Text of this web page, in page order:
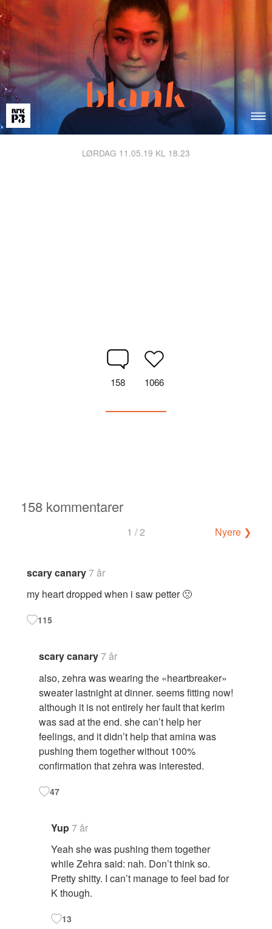
LØRDAG 11.05.19 KL 18.23
158 1066
158 kommentarer
kommentarer
1 / 2 Nyere ❯
scary canary7 år
my heart dropped when i saw petter 🙁
115
scary canary7 år
also, zehra was wearing the «heartbreaker»
sweater lastnight at dinner. seems fitting now!
although it is not entirely her fault that kerim
was sad at the end. she can’t help her
feelings, and it didn’t help that amina was
pushing them together without 100%
confirmation that zehra was interested.
47
Yup7 år
Yeah she was pushing them together
while Zehra said: nah. Don’t think so.
Pretty shitty. I can’t manage to feel bad for
K though.
13